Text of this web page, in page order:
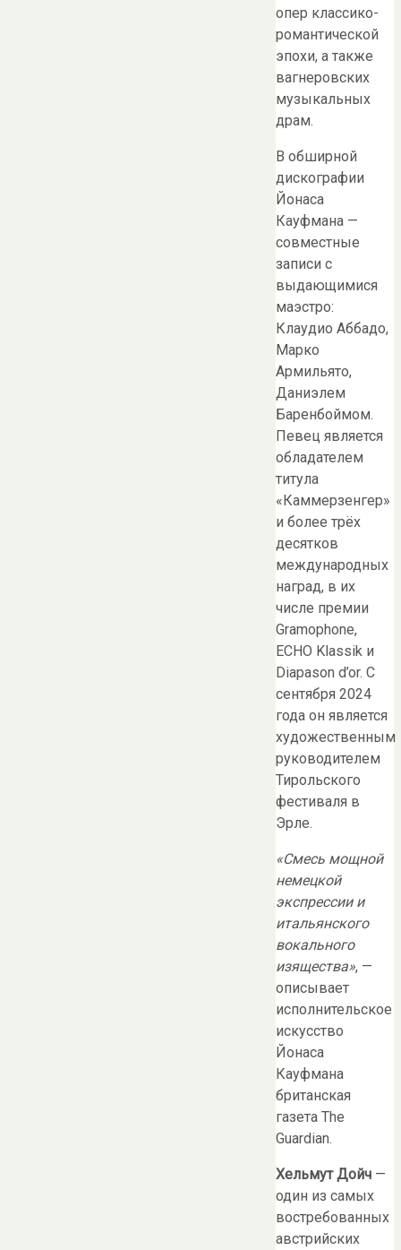
опер классико-
романтической
эпохи, а также
вагнеровских
музыкальных
драм.
В обширной
дискографии
Йонаса
Кауфмана —
совместные
записи с
выдающимися
маэстро:
Клаудио Аббадо,
Марко
Армильято,
Даниэлем
Баренбоймом.
Певец является
обладателем
титула
«Каммерзенгер»
и более трёх
десятков
международных
наград, в их
числе премии
Gramophone,
ECHO Klassik и
Diapason d’or. С
сентября 2024
года он является
художественным
руководителем
Тирольского
фестиваля в
Эрле.
«Смесь мощной
немецкой
экспрессии и
итальянского
вокального
изящества», —
описывает
исполнительское
искусство
Йонаса
Кауфмана
британская
газета The
Guardian.
Хельмут Дойч —
один из самых
востребованных
австрийских